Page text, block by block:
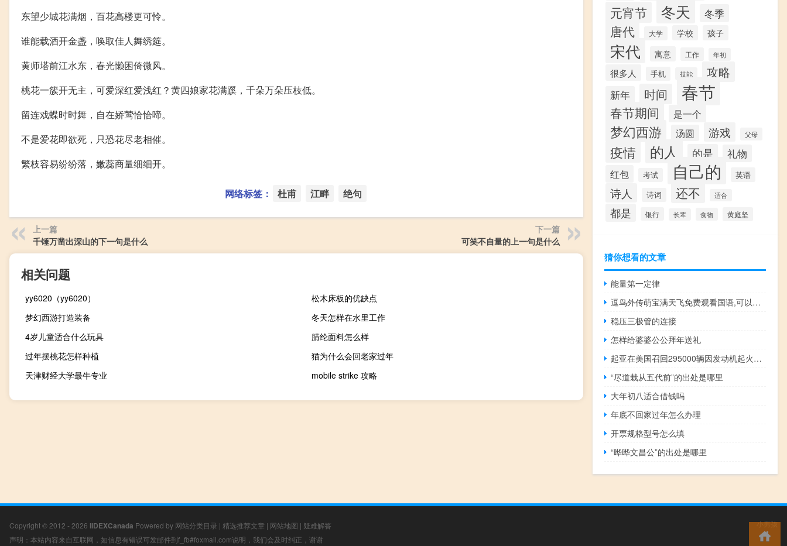
东望少城花满烟，百花高楼更可怜。
谁能载酒开金盏，唤取佳人舞绣筵。
黄师塔前江水东，春光懒困倚微风。
桃花一簇开无主，可爱深红爱浅红？黄四娘家花满蹊，千朵万朵压枝低。
留连戏蝶时时舞，自在娇莺恰恰啼。
不是爱花即欲死，只恐花尽老相催。
繁枝容易纷纷落，嫩蕊商量细细开。
网络标签： 杜甫 江畔 绝句
上一篇
千锤万凿出深山的下一句是什么
下一篇
可笑不自量的上一句是什么
相关问题
yy6020（yy6020）
松木床板的优缺点
梦幻西游打造装备
冬天怎样在水里工作
4岁儿童适合什么玩具
腈纶面料怎么样
过年摆桃花怎样种植
猫为什么会回老家过年
天津财经大学最牛专业
mobile strike 攻略
元宵节 冬天 冬季
唐代 大学 学校 孩子
宋代 寓意 工作 年初
很多人 手机 技能 攻略
新年 时间 春节
春节期间 是一个
梦幻西游 汤圆 游戏 父母
疫情 的人 的是
礼物
红包
考试 自己的 英语
诗人 诗词 还不 适合
都是 银行 长辈 食物 黄庭坚
猜你想看的文章
能量第一定律
逗鸟外传萌宝满天飞免费观看国语,可以投入电视看
稳压三极管的连接
怎样给婆婆公公拜年送礼
起亚在美国召回295000辆因发动机起火风险的汽车
“尽道栽从五代前”的出处是哪里
大年初八适合借钱吗
年底不回家过年怎么办理
开票规格型号怎么填
“晔晔文昌公”的出处是哪里
Copyright © 2012 - 2026 IIDEXCanada Powered by 网站分类目录 | 精选推荐文章 | 网站地图 | 疑难解答
声明：本站内容来自互联网，如信息有错误可发邮件到f_fb#foxmail.com说明，我们会及时纠正，谢谢
小男孩